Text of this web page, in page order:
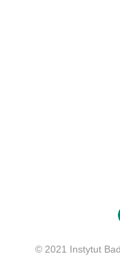
© 2021 Instytut